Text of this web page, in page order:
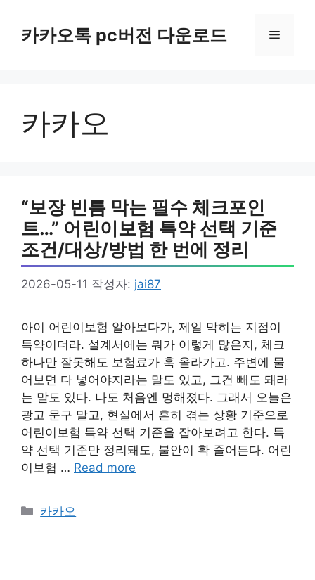
카카오톡 pc버전 다운로드 메
카카오
“보장 빈틈 막는 필수 체크포인
트…” 어린이보험 특약 선택 기준
조건/대상/방법 한 번에 정리
2026-05-11 작성자: jai87
아이 어린이보험 알아보다가, 제일 막히는 지점이
특약이더라. 설계서에는 뭐가 이렇게 많은지, 체크
하나만 잘못해도 보험료가 훅 올라가고. 주변에 물
어보면 다 넣어야지라는 말도 있고, 그건 빼도 돼라
는 말도 있다. 나도 처음엔 멍해졌다. 그래서 오늘은
광고 문구 말고, 현실에서 흔히 겪는 상황 기준으로
어린이보험 특약 선택 기준을 잡아보려고 한다. 특
약 선택 기준만 정리돼도, 불안이 확 줄어든다. 어린
이보험 … Read more
카
카카오